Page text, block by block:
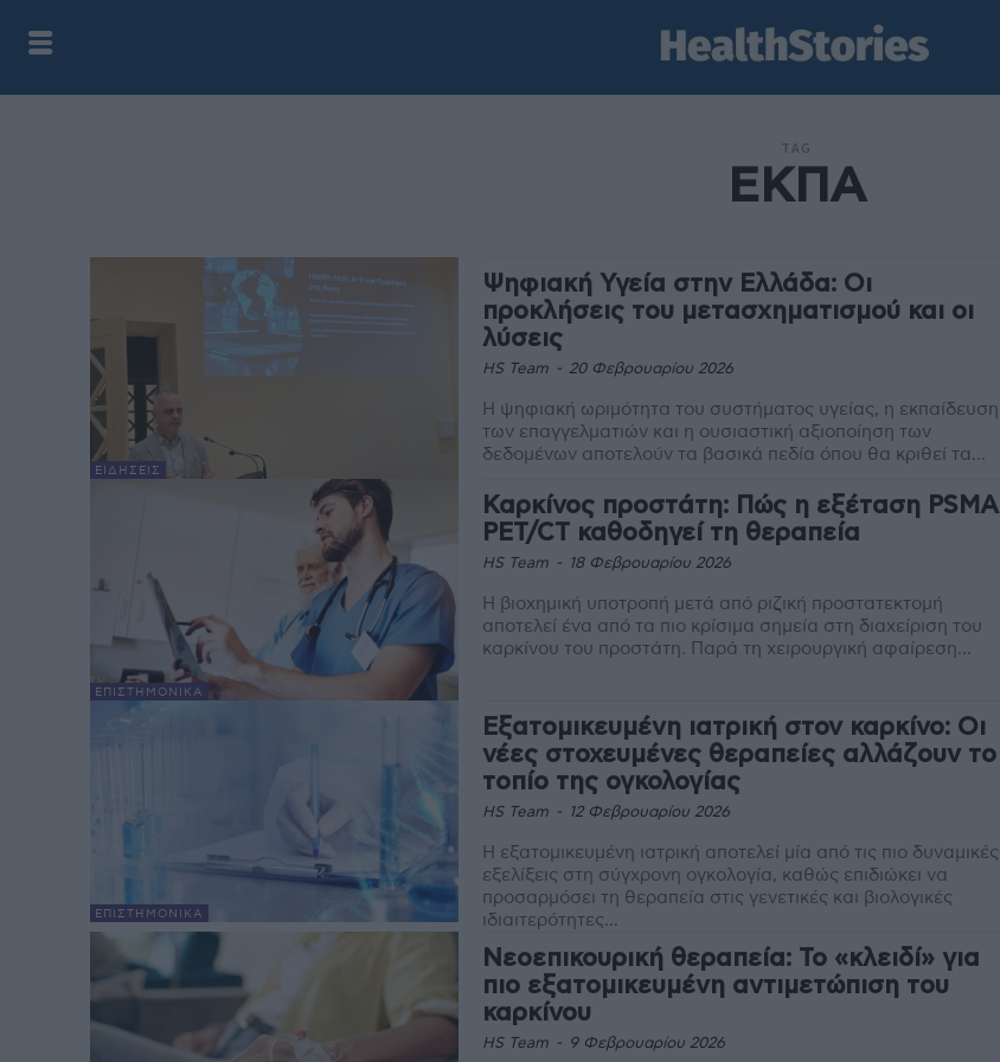
TAG
ΕΚΠΑ
ΕΙΔΉΣΕΙΣ
Ψηφιακή Υγεία στην Ελλάδα: Οι
προκλήσεις του μετασχηματισμού και οι
λύσεις
HS Team - 20 Φεβρουαρίου 2026
Η ψηφιακή ωριμότητα του συστήματος υγείας, η εκπαίδευση
των επαγγελματιών και η ουσιαστική αξιοποίηση των
δεδομένων αποτελούν τα βασικά πεδία όπου θα κριθεί τα...
EΠΙΣΤΗΜΟΝΙΚΆ
Καρκίνος προστάτη: Πώς η εξέταση PSMA
PET/CT καθοδηγεί τη θεραπεία
HS Team - 18 Φεβρουαρίου 2026
Η βιοχημική υποτροπή μετά από ριζική προστατεκτομή
αποτελεί ένα από τα πιο κρίσιμα σημεία στη διαχείριση του
καρκίνου του προστάτη. Παρά τη χειρουργική αφαίρεση...
EΠΙΣΤΗΜΟΝΙΚΆ
Εξατομικευμένη ιατρική στον καρκίνο: Οι
νέες στοχευμένες θεραπείες αλλάζουν το
τοπίο της ογκολογίας
HS Team - 12 Φεβρουαρίου 2026
Η εξατομικευμένη ιατρική αποτελεί μία από τις πιο δυναμικές
εξελίξεις στη σύγχρονη ογκολογία, καθώς επιδιώκει να
προσαρμόσει τη θεραπεία στις γενετικές και βιολογικές
ιδιαιτερότητες...
Νεοεπικουρική θεραπεία: Το «κλειδί» για
πιο εξατομικευμένη αντιμετώπιση του
καρκίνου
HS Team - 9 Φεβρουαρίου 2026